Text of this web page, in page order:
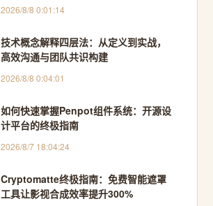
2026/8/8 0:01:14
技术概念解释四层法：从定义到实战，
高效沟通与团队共识构建
2026/8/8 0:04:01
如何快速掌握Penpot组件系统：开源设
计平台的终极指南
2026/8/7 18:04:24
Cryptomatte终极指南：免费智能遮罩
工具让影视合成效率提升300%